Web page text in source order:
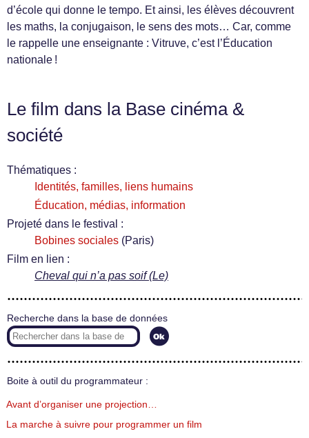
d’école qui donne le tempo. Et ainsi, les élèves découvrent
les maths, la conjugaison, le sens des mots… Car, comme
le rappelle une enseignante : Vitruve, c’est l’Éducation
nationale !
Le film dans la Base cinéma &
société
Thématiques :
Identités, familles, liens humains
Éducation, médias, information
Projeté dans le festival :
Bobines sociales (Paris)
Film en lien :
Cheval qui n’a pas soif (Le)
Recherche dans la base de données
Boite à outil du programmateur :
Avant d’organiser une projection…
La marche à suivre pour programmer un film